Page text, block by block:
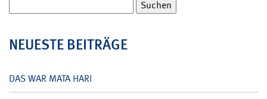
nach:
NEUESTE BEITRÄGE
DAS WAR MATA HARI